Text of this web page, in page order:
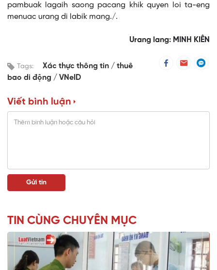
pambuak lagaih saong pacang khik quyen loi ta-eng
menuac urang di labik mang./.
Urang lang: MINH KIÊN
Tags: Xác thực thông tin
thuê
bao di động
VNeID
Viết bình luận
TIN CÙNG CHUYÊN MỤC